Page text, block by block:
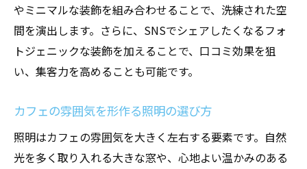
やミニマルな装飾を組み合わせることで、洗練された空
間を演出します。さらに、SNSでシェアしたくなるフォ
トジェニックな装飾を加えることで、口コミ効果を狙
い、集客力を高めることも可能です。
カフェの雰囲気を形作る照明の選び方
照明はカフェの雰囲気を大きく左右する要素です。自然
光を多く取り入れる大きな窓や、心地よい温かみのある